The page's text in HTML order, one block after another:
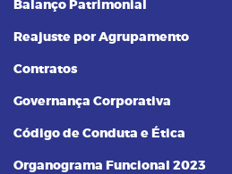
Balanço Patrimonial
Reajuste por Agrupamento
Contratos
Governança Corporativa
Código de Conduta e Ética
Organograma Funcional 2023